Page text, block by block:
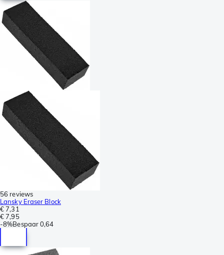
56 reviews
Lansky Eraser Block
€ 7,31
€ 7,95
-8%Bespaar0,64